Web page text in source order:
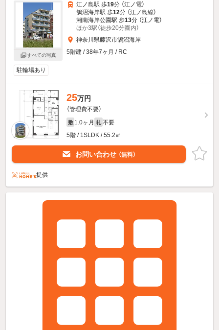
すべての写真
江ノ島駅 歩19分 （江ノ電）
鵠沼海岸駅 歩12分 （江ノ島線）
湘南海岸公園駅 歩13分 （江ノ電）
ほか3駅（徒歩20分圏内）
神奈川県藤沢市鵠沼海岸
5階建 / 38年7ヶ月 / RC
駐輪場あり
25万円
（管理費不要）
敷 1.0ヶ月 礼 不要
5階 / 1SLDK / 55.2㎡
お問い合わせ （無料）
提供